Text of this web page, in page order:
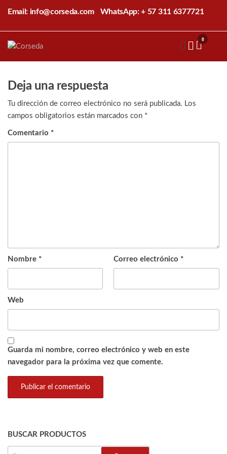
contenido
Email: info@corseda.com WhatsApp: + 57 311 6377721
sericultura
0
Deja una respuesta
Tu dirección de correo electrónico no será publicada. Los
campos obligatorios están marcados con *
Comentario *
Nombre * Correo electrónico *
Web
Guarda mi nombre, correo electrónico y web en este
navegador para la próxima vez que comente.
BUSCAR PRODUCTOS
BUSCAR: